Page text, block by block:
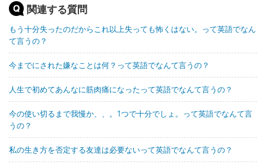
関連する質問
もう十分失ったのだからこれ以上失っても怖くはない。って英語でなん
て言うの？
今までにされた嫌なことは何？って英語でなんて言うの？
人生で初めてあんなに筋肉痛になったって英語でなんて言うの？
今の使い切るまで我慢か、、。1つで十分でしょ。って英語でなんて言
うの？
私の生き方を否定する友達は必要ないって英語でなんて言うの？